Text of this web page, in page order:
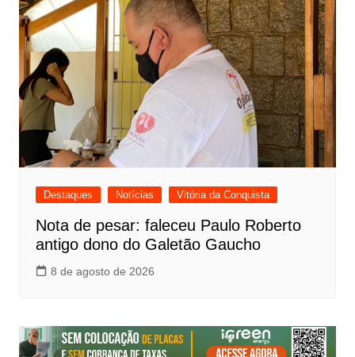
Destaques Notícias Vitória da Conquista
Nota de pesar: faleceu Paulo Roberto
antigo dono do Galetão Gaucho
8 de agosto de 2026